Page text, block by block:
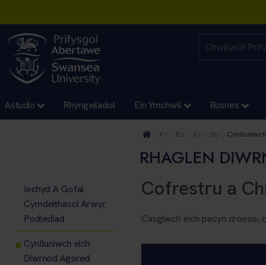
Astudio Rhyngwladol Ein Ymchwil Busnes
Y BrifysgolEin Cyfadrannau
CyfadranGyrfaoedd GIG
RHAGLEN
Cofrestru a
Casglwch eich pecyn croeso,
Iechyd A Gofal
Cymdeithasol Arwyr
Podlediad
Cynlluniwch eich
Diwrnod Agored